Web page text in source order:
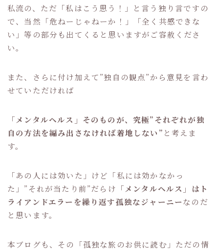
私流の、ただ「私はこう思う！」と言う独り言ですの
で、当然「危ねーじゃねーか！」「全く共感できな
い」等の部分も出てくると思いますがご容赦くださ
い。
また、さらに付け加えて”独自の観点”から意見を言わ
せていただければ
「メンタルヘルス」そのものが、究極”それぞれが独
自の方法を編み出さなければ着地しない” と考えま
す。
「あの人には効いた」けど「私には効かなかっ
た」”それが当たり前”だらけ 「メンタルヘルス」はト
ライアンドエラーを繰り返す孤独なジャーニーなのだ
と思います。
本ブログも、その「孤独な旅のお供に読む」ただの情